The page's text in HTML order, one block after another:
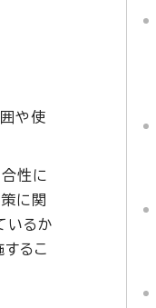
や使
性に
に関
いるか
るこ